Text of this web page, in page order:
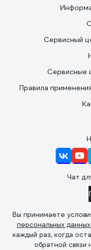
Сервисный
Сервисные
Правила
Чат
Вы принимаете
персональных данных
каждый раз, когда
обратной связи